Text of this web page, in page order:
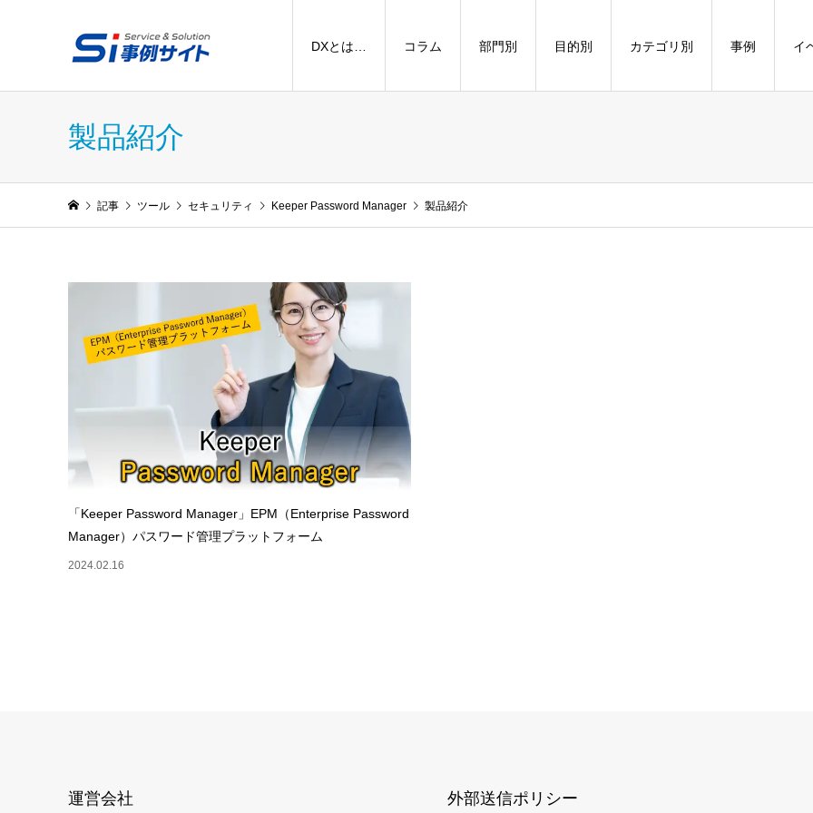
DXとは… コラム 部門別 目的別 カテゴリ別 事例 イ
製品紹介
記事 ツール セキュリティ Keeper Password Manager 製品紹介
「Keeper Password Manager」EPM（Enterprise Password
Manager）パスワード管理プラットフォーム
2024.02.16
運営会社 外部送信ポリシー